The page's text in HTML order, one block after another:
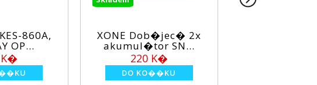
XONE Dob�jec� 2x
akumul�tor SN...
XONE Nab�jec�